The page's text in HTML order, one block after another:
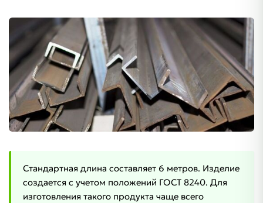
Стандартная длина составляет 6 метров. Изделие
создается с учетом положений ГОСТ 8240. Для
изготовления такого продукта чаще всего